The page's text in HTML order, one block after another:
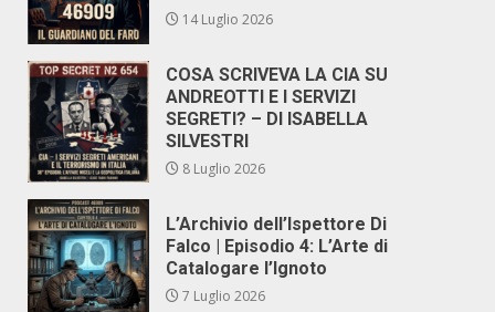
14 Luglio 2026
COSA SCRIVEVA LA CIA SU
ANDREOTTI E I SERVIZI
SEGRETI? – DI ISABELLA
SILVESTRI
8 Luglio 2026
L’Archivio dell’Ispettore Di
Falco | Episodio 4: L’Arte di
Catalogare l’Ignoto
7 Luglio 2026